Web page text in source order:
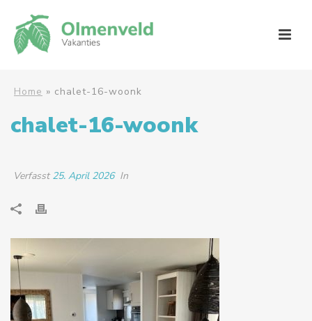
Home » chalet-16-woonk
chalet-16-woonk
Verfasst 25. April 2026 In